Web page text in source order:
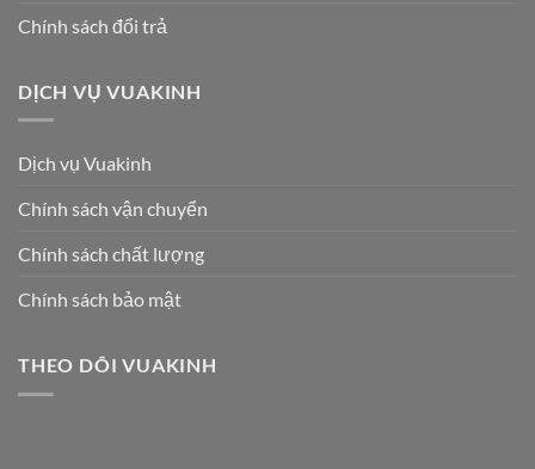
Chính sách đổi trả
DỊCH VỤ VUAKINH
Dịch vụ Vuakinh
Chính sách vận chuyển
Chính sách chất lượng
Chính sách bảo mật
THEO DÕI VUAKINH